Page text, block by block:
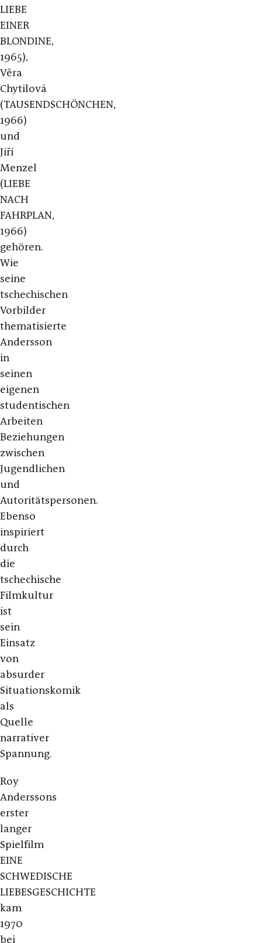
LIEBE
EINER
BLONDINE,
1965),
Věra
Chytilová
(TAUSENDSCHÖNCHEN,
1966)
und
Jiří
Menzel
(LIEBE
NACH
FAHRPLAN,
1966)
gehören.
Wie
seine
tschechischen
Vorbilder
thematisierte
Andersson
in
seinen
eigenen
studentischen
Arbeiten
Beziehungen
zwischen
Jugendlichen
und
Autoritätspersonen.
Ebenso
inspiriert
durch
die
tschechische
Filmkultur
ist
sein
Einsatz
von
absurder
Situationskomik
als
Quelle
narrativer
Spannung.
Roy
Anderssons
erster
langer
Spielfilm
EINE
SCHWEDISCHE
LIEBESGESCHICHTE
kam
1970
bei